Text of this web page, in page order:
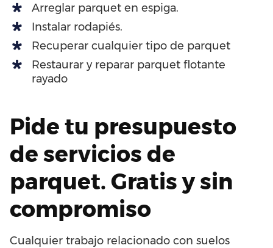
Arreglar parquet en espiga.
Instalar rodapiés.
Recuperar cualquier tipo de parquet
Restaurar y reparar parquet flotante
rayado
Pide tu presupuesto
de servicios de
parquet. Gratis y sin
compromiso
Cualquier trabajo relacionado con suelos